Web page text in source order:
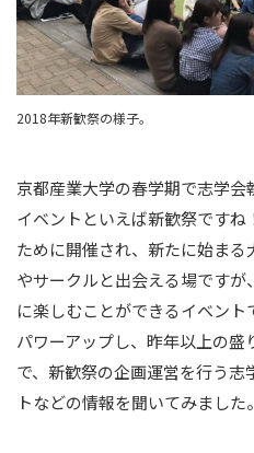
2018年新歓祭の様子。
京都産業大学の春学期で志学
イベントといえば新歓祭ですね
ために開催され、新たに始ま
やサークルと出会える場です
に楽しむことができるイベン
パワーアップし、昨年以上の盛
で、新歓祭の企画運営を行う
トなどの情報を聞いてみました。